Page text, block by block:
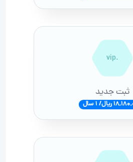
.vip
ثبت جدید
ریال/ 1 سال